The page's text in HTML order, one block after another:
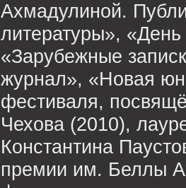
Ахмадулиной.
литературы»,
«Зарубежные
журнал», «Новая
фестиваля,
Чехова (2010),
Константина
премии им. Беллы